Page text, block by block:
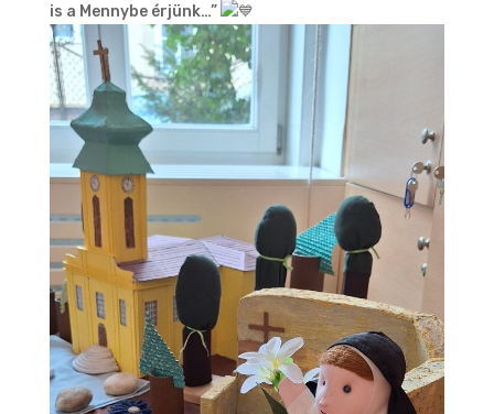
is a Mennybe érjünk…”